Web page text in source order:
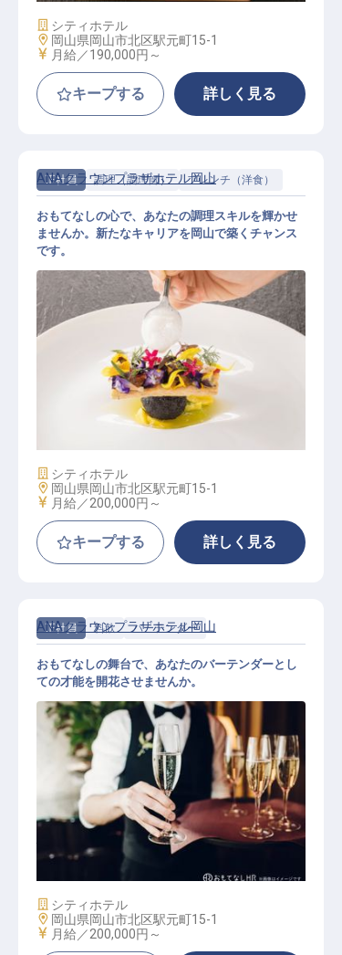
施設業態
シティホテル
勤務地
岡山県岡山市北区駅元町15-1
給与
月給／190,000円～
キープする 詳しく見る
正社員 調理（調理師） フレンチ（洋食）
ANAクラウンプラザホテル岡山
おもてなしの心で、あなたの調理スキルを輝かせ
ませんか。新たなキャリアを岡山で築くチャンス
です。
施設業態
シティホテル
勤務地
岡山県岡山市北区駅元町15-1
給与
月給／200,000円～
キープする 詳しく見る
正社員 料飲 バーテンダー
バーテンダー
ANAクラウンプラザホテル岡山
おもてなしの舞台で、あなたのバーテンダーとし
ての才能を開花させませんか。
施設業態
シティホテル
勤務地
岡山県岡山市北区駅元町15-1
給与
月給／200,000円～